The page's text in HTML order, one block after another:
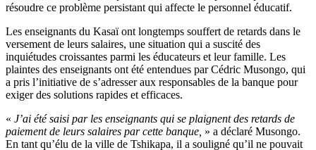
résoudre ce problème persistant qui affecte le personnel éducatif.
Les enseignants du Kasaï ont longtemps souffert de retards dans le
versement de leurs salaires, une situation qui a suscité des
inquiétudes croissantes parmi les éducateurs et leur famille. Les
plaintes des enseignants ont été entendues par Cédric Musongo, qui
a pris l’initiative de s’adresser aux responsables de la banque pour
exiger des solutions rapides et efficaces.
« J’ai été saisi par les enseignants qui se plaignent des retards de
paiement de leurs salaires par cette banque, » a déclaré Musongo.
En tant qu’élu de la ville de Tshikapa, il a souligné qu’il ne pouvait